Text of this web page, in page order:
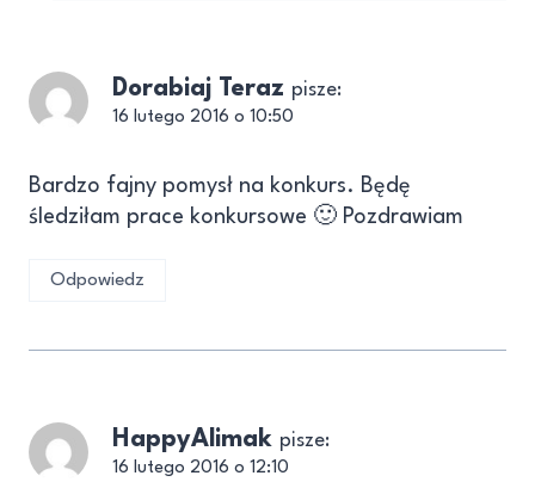
Dorabiaj Teraz pisze:
16 lutego 2016 o 10:50
Bardzo fajny pomysł na konkurs. Będę
śledziłam prace konkursowe 🙂 Pozdrawiam
Odpowiedz
HappyAlimak pisze:
16 lutego 2016 o 12:10